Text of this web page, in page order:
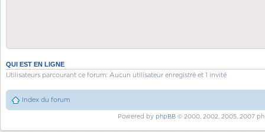
QUI EST EN LIGNE
Utilisateurs parcourant ce forum: Aucun utilisateur enregistré et 1 invité
Index du forum
Powered by phpBB© 2000, 2002, 2005, 2007